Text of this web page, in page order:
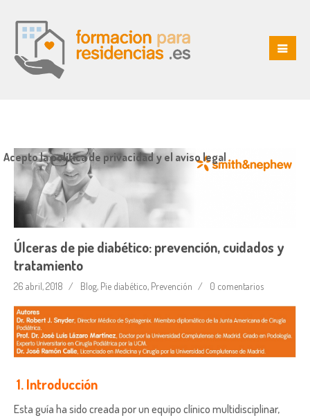
Úlceras de pie diabético: prevención, cuidados y
tratamiento
26 abril, 2018 Blog, Pie diabético, Prevención 0 comentarios
1. Introducción
Esta guía ha sido creada por un equipo clínico multidisciplinar,
Acepto la política de privacidad y el aviso legal